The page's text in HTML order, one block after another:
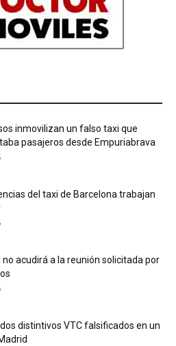
inmovilizan un falso taxi que
pasajeros desde Empuriabrava
del taxi de Barcelona trabajan
no acudirá a la reunión solicitada por
distintivos VTC falsificados en un